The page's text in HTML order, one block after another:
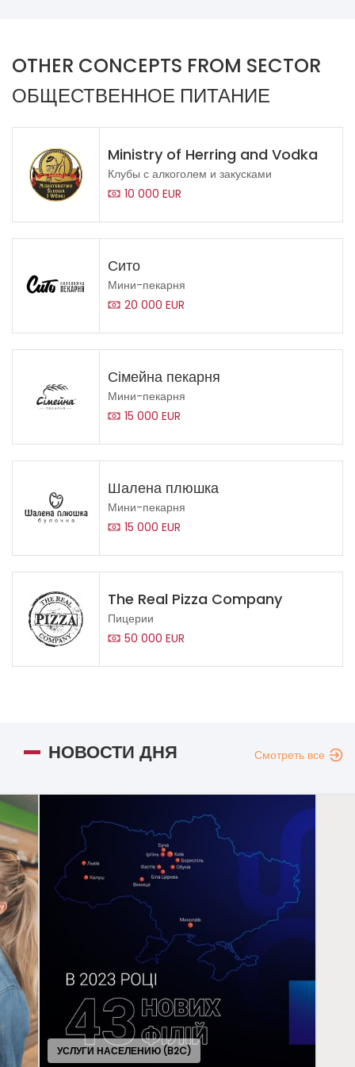
OTHER CONCEPTS FROM SECTOR
ОБЩЕСТВЕННОЕ ПИТАНИЕ
Ministry of Herring and Vodka
Клубы с алкоголем и закусками
10 000 EUR
Сито
Мини-пекарня
20 000 EUR
Сімейна пекарня
Мини-пекарня
15 000 EUR
Шалена плюшка
Мини-пекарня
15 000 EUR
The Real Pizza Company
Пицерии
50 000 EUR
НОВОСТИ ДНЯ Смотреть все
НАСЕЛЕНИЮ (B2C)